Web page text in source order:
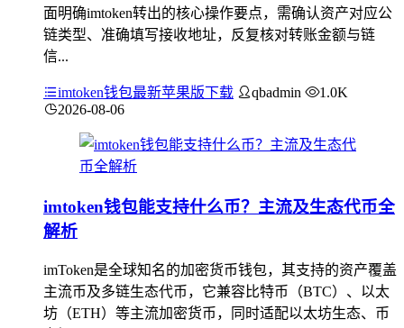
面明确imtoken转出的核心操作要点，需确认资产对应公
链类型、准确填写接收地址，反复核对转账金额与链
信...
imtoken钱包最新苹果版下载 qbadmin
1.0K
2026-08-06
imtoken钱包能支持什么币？主流及生态代币全
解析
imToken是全球知名的加密货币钱包，其支持的资产覆盖
主流币及多链生态代币，它兼容比特币（BTC）、以太
坊（ETH）等主流加密货币，同时适配以太坊生态、币